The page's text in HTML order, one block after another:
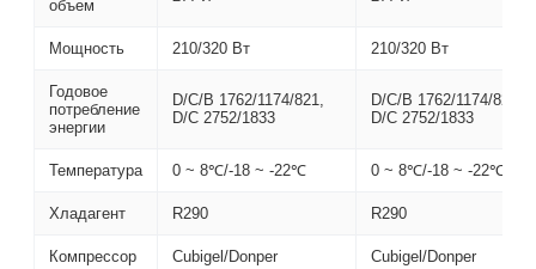
объем
Мощность 210/320 Вт 210/320 Вт
Годовое
потребление
энергии
D/C/B 1762/1174/821,
D/C 2752/1833
D/C/B 1762/1174/821,
D/C 2752/1833
Температура 0 ~ 8℃/-18 ~ -22℃ 0 ~ 8℃/-18 ~ -22℃
Хладагент R290 R290
Компрессор Cubigel/Donper Cubigel/Donper